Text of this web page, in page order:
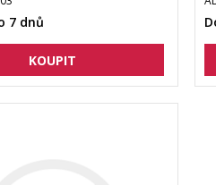
7 dnů